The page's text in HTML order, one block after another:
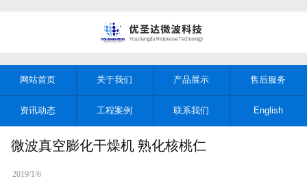
网站首页 关于我们 产品展示 售后服务
资讯动态 工程案例 联系我们 English
微波真空膨化干燥机 熟化核桃仁
2019/1/6